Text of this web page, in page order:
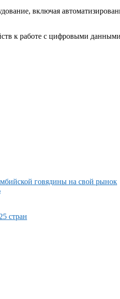
включая
к работе с цифровыми
говядины на свой рынок
стран